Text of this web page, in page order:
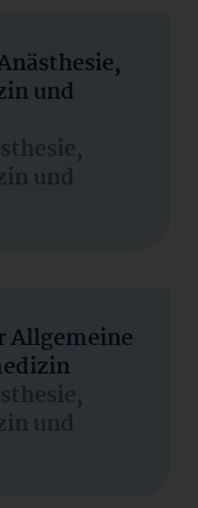
und
und
Allgemeine
und